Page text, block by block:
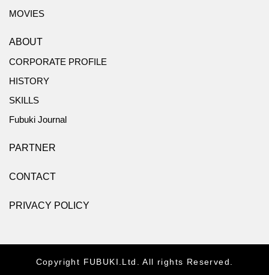
MOVIES
ABOUT
CORPORATE PROFILE
HISTORY
SKILLS
Fubuki Journal
PARTNER
CONTACT
PRIVACY POLICY
Copyright FUBUKI.Ltd. All rights Reserved.